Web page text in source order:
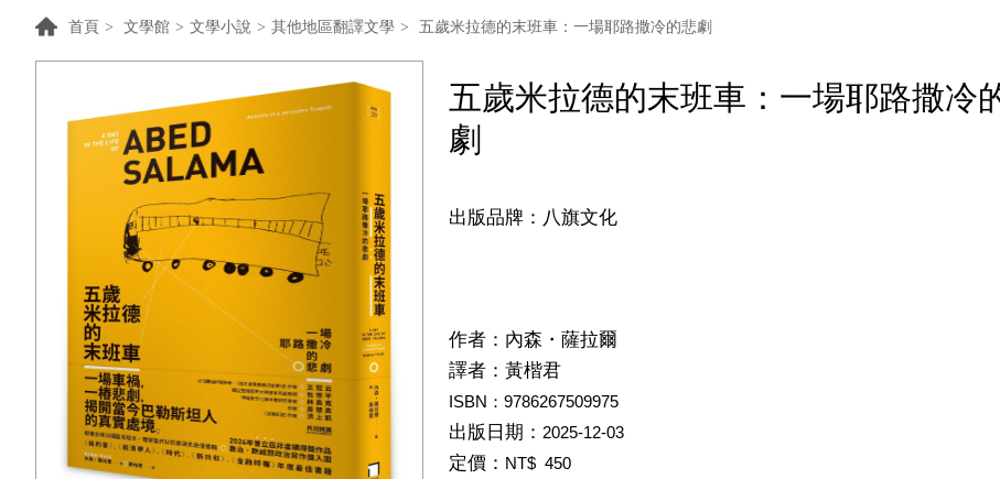
首頁 > 文學館 > 文學小說 > 其他地區翻譯文學 > 五歲米拉德的末班車：一場耶路撒冷的悲劇
五歲米拉德的末班車：一場耶路撒冷
劇
出版品牌：八旗文化
作者： 內森・薩拉爾
譯者： 黃楷君
ISBN：9786267509975
出版日期： 2025-12-03
定價： NT$ 450